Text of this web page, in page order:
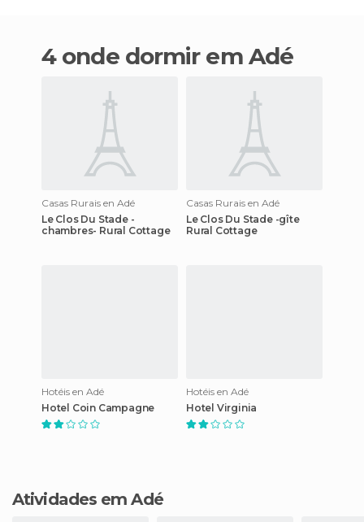
4 onde dormir em Adé
Casas Rurais en Adé
Le Clos Du Stade -
chambres- Rural Cottage
Casas Rurais en Adé
Le Clos Du Stade -gîte
Rural Cottage
Hotéis en Adé
Hotel Coin Campagne
Hotéis en Adé
Hotel Virginia
Atividades em Adé